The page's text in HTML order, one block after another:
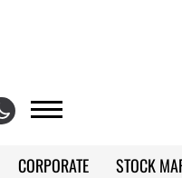
CORPORATE
STOCK